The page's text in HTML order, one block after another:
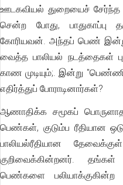
ஊடகவியல் துறையைச் சேர்ந்த
சென்ற போது, பாதுகாப்பு
கோரியவன். அந்தப் பெண்
வைத்த பாலியல் நடத்தைகள்
காண முடியும்;. இன்று
எதிர்த்துப் போராடினார்கள்?
ஆணாதிக்க சமூகப்
பெண்கள், குடும்ப ரீதியான
பாலியல்ரீதியான
குறிவைக்கின்றனர்.
பெண்களை பலியாக்குகின்ற